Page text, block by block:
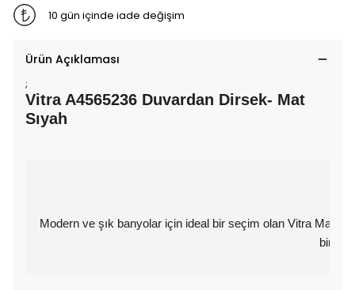
10 gün içinde iade değişim
Ürün Açıklaması
;
Vitra A4565236 Duvardan Dirsek- Mat
Sıyah
Modern ve şık banyolar için ideal bir seçim olan Vitra Mat
bir